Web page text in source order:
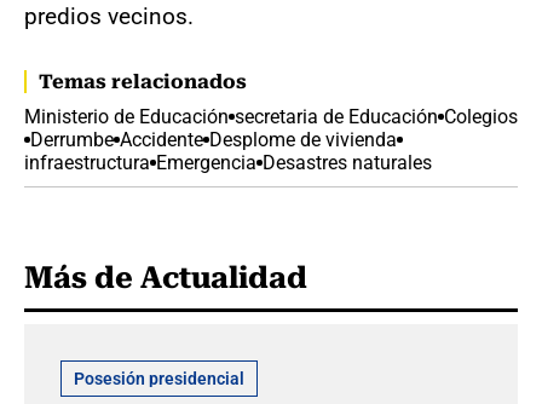
predios vecinos.
Temas relacionados
Ministerio de Educación secretaria de Educación Colegios
Derrumbe Accidente Desplome de vivienda
infraestructura Emergencia Desastres naturales
Más de Actualidad
Posesión presidencial